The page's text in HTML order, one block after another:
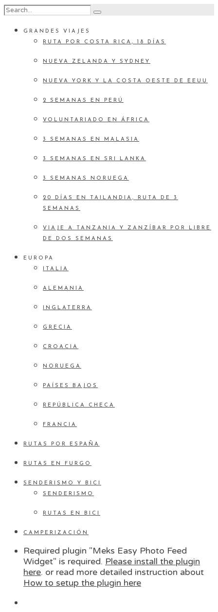
GRANDES VIAJES
RUTA POR COSTA RICA, 18 DÍAS
NUEVA ZELANDA Y SYDNEY
NUEVA YORK Y LA COSTA OESTE DE EEUU
2 SEMANAS EN PERÚ
VOLUNTARIADO EN ÁFRICA
3 SEMANAS EN MALASIA
3 SEMANAS EN SRI LANKA
3 SEMANAS NORUEGA
20 DÍAS EN TAILANDIA, RUTA DE 3
SEMANAS
VIAJE A TANZANIA Y ZANZÍBAR POR LIBRE
DE DOS SEMANAS
EUROPA
ITALIA
ALEMANIA
INGLATERRA
GRECIA
CROACIA
NORUEGA
PAÍSES BAJOS
REPÚBLICA CHECA
FRANCIA
RUTAS POR ESPAÑA
RUTAS EN FURGO
SENDERISMO Y BICI
SENDERISMO
RUTAS EN BICI
CAMPERIZACIÓN
Required plugin "Meks Easy Photo Feed
Widget" is required. Please install the plugin
here. or read more detailed instruction about
How to setup the plugin here